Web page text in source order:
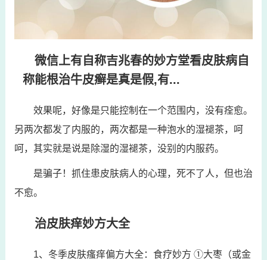
微信上有自称吉兆春的妙方堂看皮肤病自
称能根治牛皮癣是真是假,有...
效果呢，好像是只能控制在一个范围内，没有痊愈。
另两次都发了内服的，两次都是一种泡水的湿褪茶，呵
呵，其实就是说是除湿的湿褪茶，没别的内服药。
是骗子！抓住患皮肤病人的心理，死不了人，但也治
不愈。
治皮肤痒妙方大全
1、冬季皮肤瘙痒偏方大全：食疗妙方 ①大枣（或金